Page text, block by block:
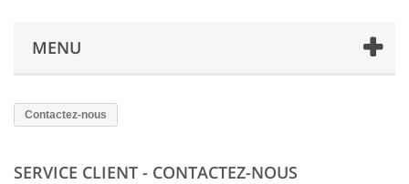
MENU
Contactez-nous
SERVICE CLIENT - CONTACTEZ-NOUS